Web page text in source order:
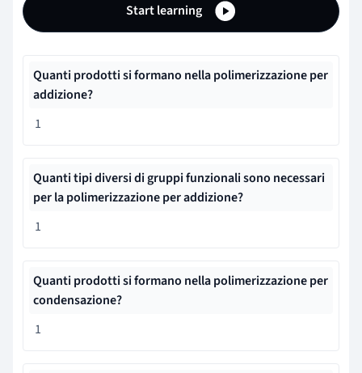
Start learning
Quanti prodotti si formano nella polimerizzazione per
addizione?
1
Quanti tipi diversi di gruppi funzionali sono necessari
per la polimerizzazione per addizione?
1
Quanti prodotti si formano nella polimerizzazione per
condensazione?
1